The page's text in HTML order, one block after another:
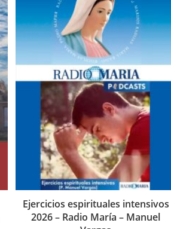
Ejercicios espirituales intensivos
2026 – Radio María – Manuel